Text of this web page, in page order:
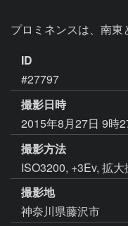
プロミネンスは、南東
ID
#27797
撮影日時
2015年8月27日 9時
撮影方法
ISO3200, +3Ev, 拡大
撮影地
神奈川県藤沢市